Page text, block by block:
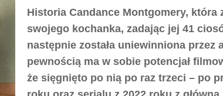
Historia Candance Montgomery, która
swojego kochanka, zadając jej 41
następnie została uniewinniona przez
pewnością ma w sobie potencjał
że sięgnięto po nią po raz trzeci – po